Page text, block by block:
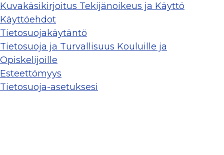
Kuvakäsikirjoitus Tekijänoikeus ja Käyttö
Käyttöehdot
Tietosuojakäytäntö
Tietosuoja ja Turvallisuus Kouluille ja
Opiskelijoille
Esteettömyys
Tietosuoja-asetuksesi